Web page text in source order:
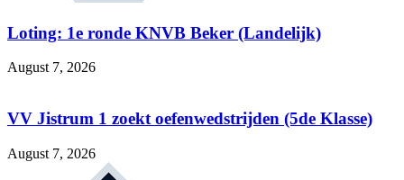
Loting: 1e ronde KNVB Beker (Landelijk)
August 7, 2026
VV Jistrum 1 zoekt oefenwedstrijden (5de Klasse)
August 7, 2026